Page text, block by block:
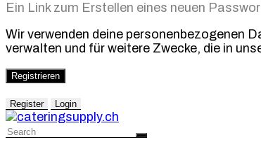
Ein Link zum Erstellen eines neuen
Wir verwenden deine personenbezogenen
verwalten und für weitere Zwecke, die in
Registrieren
Register Login